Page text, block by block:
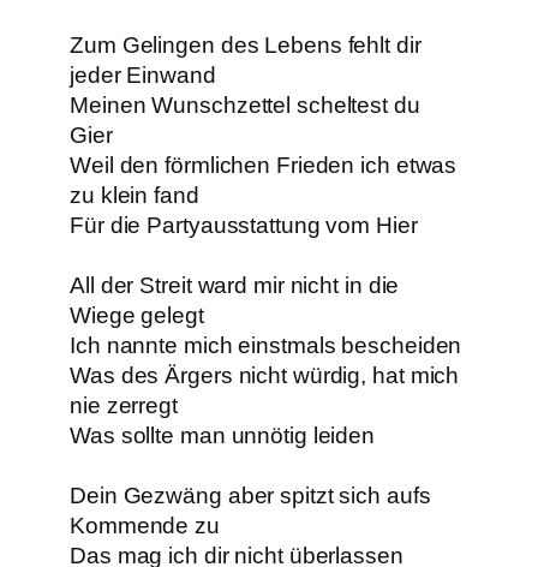
Zum Gelingen des Lebens fehlt dir
jeder Einwand
Meinen Wunschzettel scheltest du
Gier
Weil den förmlichen Frieden ich etwas
zu klein fand
Für die Partyausstattung vom Hier
All der Streit ward mir nicht in die
Wiege gelegt
Ich nannte mich einstmals bescheiden
Was des Ärgers nicht würdig, hat mich
nie zerregt
Was sollte man unnötig leiden
Dein Gezwäng aber spitzt sich aufs
Kommende zu
Das mag ich dir nicht überlassen